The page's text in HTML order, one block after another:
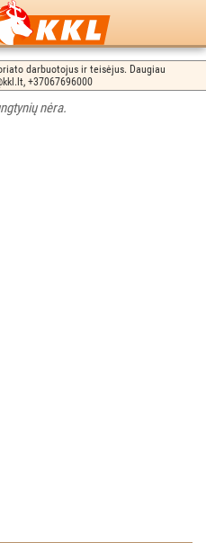
darbuotojus ir teisėjus. Daugiau
+37067696000
nėra.